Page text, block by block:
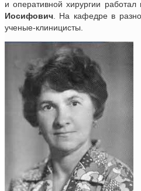
и оперативной хирургии
Иосифович . На кафедре в
ученые-клиницисты.